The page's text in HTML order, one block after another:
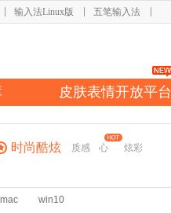
输入法Linux版 五笔输入法
皮肤表情开放平台
时尚酷炫 质感 心 炫彩
mac win10